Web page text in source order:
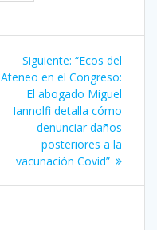
Siguiente: Siguiente
entrada:
“Ecos del
Ateneo en el Congreso:
El abogado Miguel
Iannolfi detalla cómo
denunciar daños
posteriores a la
vacunación Covid”